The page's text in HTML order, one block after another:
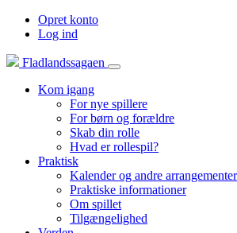
Opret konto
Log ind
Fladlandssagaen
Kom igang
For nye spillere
For børn og forældre
Skab din rolle
Hvad er rollespil?
Praktisk
Kalender og andre arrangementer
Praktiske informationer
Om spillet
Tilgængelighed